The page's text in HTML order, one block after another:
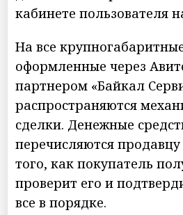
кабинете пользователя
На все
оформленные через
партнером «Байкал
распространяются
сделки. Денежные
перечисляются
того, как покупатель
проверит его и
все в порядке.